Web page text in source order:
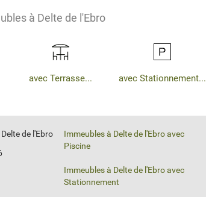
à Delte de l'Ebro
avec Terrasse... avec Stationnement...
de l'Ebro
Immeubles à Delte de l'Ebro avec
Piscine
Immeubles à Delte de l'Ebro avec
Stationnement